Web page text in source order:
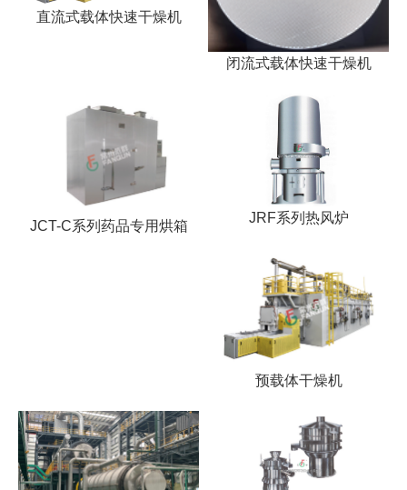
直流式载体快速干燥机
闭流式载体快速干燥机
JCT-C系列药品专用烘箱 JRF系列热风炉
预载体干燥机